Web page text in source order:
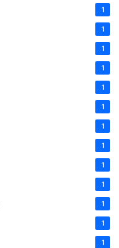
1
1
1
1
1
1
1
1
1
1
1
1
1